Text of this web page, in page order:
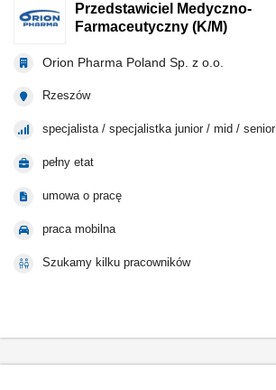
Przedstawiciel Medyczno-
Farmaceutyczny (K/M)
Orion Pharma Poland Sp. z o.o.
Rzeszów
specjalista / specjalistka junior / mid / senior
pełny etat
umowa o pracę
praca mobilna
Szukamy kilku pracowników